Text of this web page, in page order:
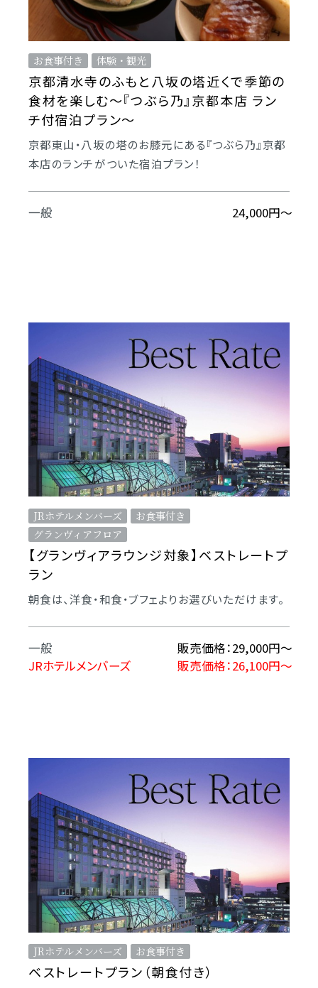
京都清水寺のふもと八坂の塔近くで季節の
食材を楽しむ～『つぶら乃』京都本店 ラン
チ付宿泊プラン～
お食事付き 体験・観光
京都東山・八坂の塔のお膝元にある『つぶら乃』京都
本店のランチがついた宿泊プラン！
一般 24,000円～
【グランヴィアラウンジ対象】ベストレートプ
ラン
JRホテルメンバーズ
お食事付き
グランヴィアフロア
朝食は、洋食・和食・ブフェよりお選びいただけます。
一般
販売価格：29,000円〜
JRホテルメンバーズ
販売価格：26,100円〜
ベストレートプラン（朝食付き）
JRホテルメンバーズ お食事付き